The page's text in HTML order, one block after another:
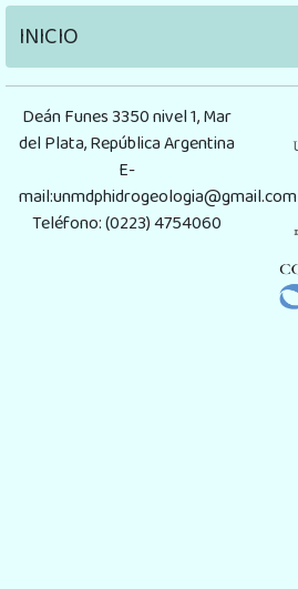
INICIO
Deán Funes 3350 nivel 1, Mar
del Plata, República Argentina
E-
mail:unmdphidrogeologia@gmail.com
Teléfono: (0223) 4754060